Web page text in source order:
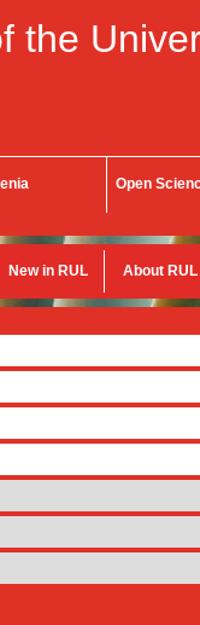
the
Open
New in RUL About RUL